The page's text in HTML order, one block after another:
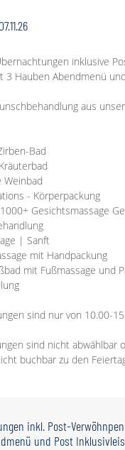
inklusive
3 Hauben Abendmenü
aus
Bad
Weinbad
- Körperpackung
Gesichtsmassage
| Sanft
mit Handpackung
mit Fußmassage und
sind nur von 10.00-
sind nicht abwählbar
buchbar zu den
inkl. Post-
und Post